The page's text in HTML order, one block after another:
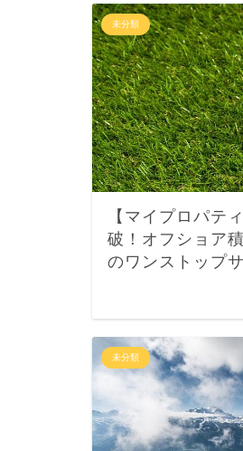
未分類
【マイプロパテ
破！オフショア
のワンストップ
未分類